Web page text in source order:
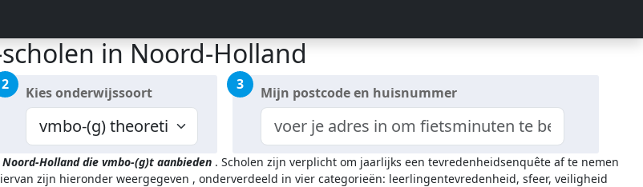
in Noord-Holland
2 Kies onderwijssoort 3 Mijn postcode en huisnummer
Holland die vmbo-(g)t aanbieden . Scholen zijn verplicht om jaarlijks een tevredenheidsenquête af te nemen
zijn hieronder weergegeven , onderverdeeld in vier categorieën: leerlingentevredenheid, sfeer, veiligheid